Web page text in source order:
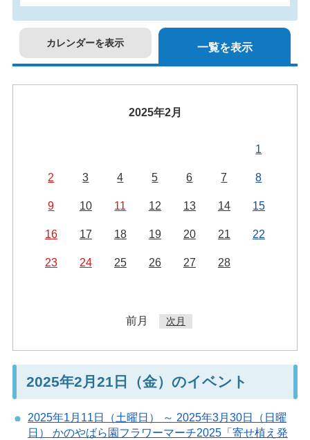
カレンダーを表示 一覧を表示
2025年2月
1
2 3 4 5 6 7 8
9 10 11 12 13 14 15
16 17 18 19 20 21 22
23 24 25 26 27 28
前月 次月
2025年2月21日（金）のイベント
2025年1月11日（土曜日） ～ 2025年3月30日（日曜
日） かのやばら園フラワーマーチ2025「寄せ植え発